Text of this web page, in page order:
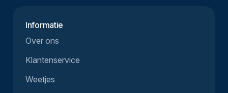
Informatie
Over ons
Klantenservice
Weetjes